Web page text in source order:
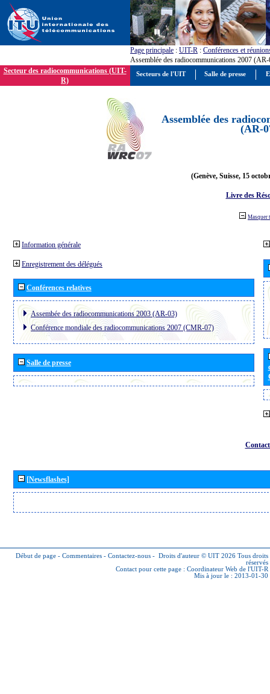
Page principale : UIT-R : Conférences et
Assemblée des radiocommunications 2007
Secteur des radiocommunications (UIT-
R)
Assemblée des
(AR-
(Genève, Suisse, 15
Livre des
Masquer
Information générale
Enregistrement des délégués
Conférences relatives
Assembée des radiocommunications 2003 (AR-03)
Conférence mondiale des radiocommunications 2007 (CMR-07)
Salle de presse
[Newsflashes]
Début de page - Commentaires - Contactez-nous - Droits d'auteur © UIT 2026 Tous droits
réservés
Contact pour cette page : Coordinateur Web de l'UIT-R
Mis à jour le : 2013-01-30
Secteurs de l'UIT Salle de presse